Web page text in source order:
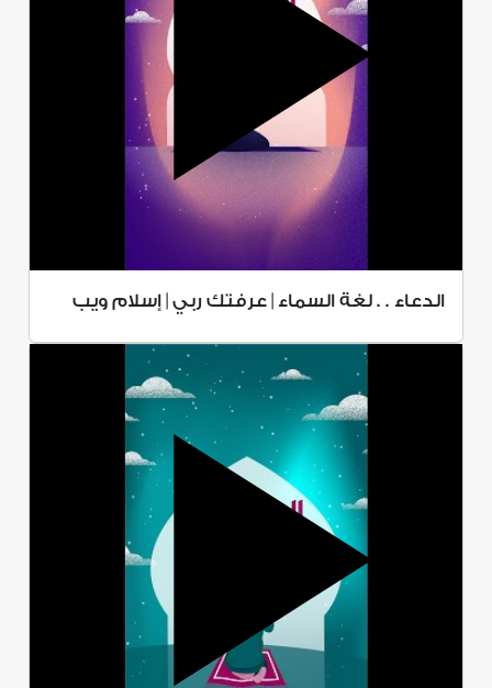
الدعاء . . لغة السماء | عرفتك ربي | إسلام ويب